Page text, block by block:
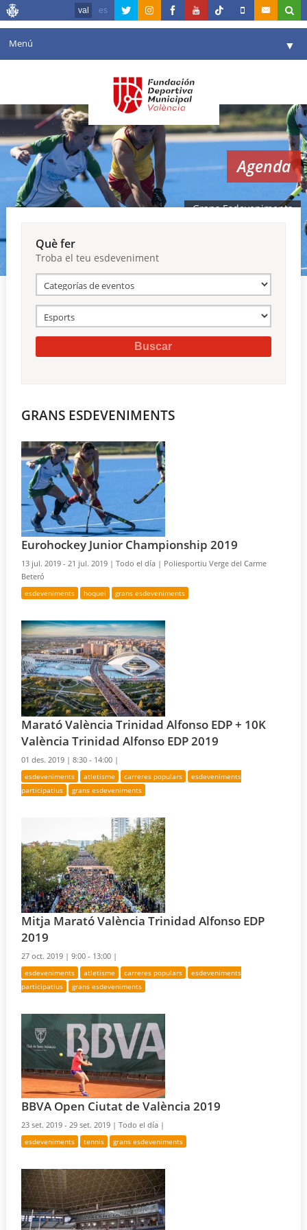
val es
Menú ▼
Agenda
Instal·lacions ▼
Comunicació ▼
València en esport ▼
Reserves
Agenda
Grans Esdeveniments
Què fer
Troba el teu esdeveniment
GRANS ESDEVENIMENTS
Eurohockey Junior Championship 2019
13 jul. 2019 - 21 jul. 2019 |Todo el día | Poliesportiu Verge del Carme
Beteró
esdeveniments hoquei grans esdeveniments
Marató València Trinidad Alfonso EDP + 10K
València Trinidad Alfonso EDP 2019
01 des. 2019 |8:30 - 14:00 |
esdeveniments atletisme carreres populars
esdeveniments
participatius
grans esdeveniments
Mitja Marató València Trinidad Alfonso EDP
2019
27 oct. 2019 |9:00 - 13:00 |
esdeveniments atletisme carreres populars
esdeveniments
participatius
grans esdeveniments
BBVA Open Ciutat de València 2019
23 set. 2019 - 29 set. 2019 |Todo el día |
esdeveniments tennis grans esdeveniments